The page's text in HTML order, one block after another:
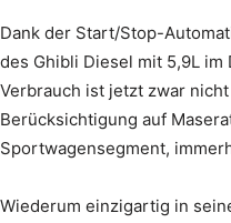
Dank der Start/Stop-
des Ghibli Diesel mit 5,9L
Verbrauch ist jetzt zwar
Berücksichtigung auf
Sportwagensegment,
Wiederum einzigartig in